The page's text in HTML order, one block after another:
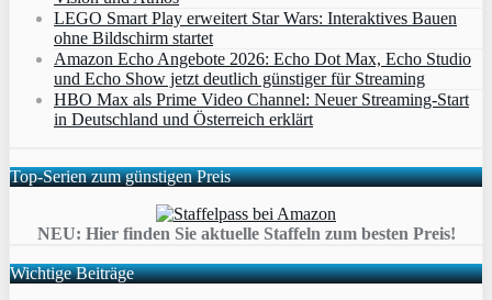
LEGO Smart Play erweitert Star Wars: Interaktives Bauen
ohne Bildschirm startet
Amazon Echo Angebote 2026: Echo Dot Max, Echo Studio
und Echo Show jetzt deutlich günstiger für Streaming
HBO Max als Prime Video Channel: Neuer Streaming‑Start
in Deutschland und Österreich erklärt
Top-Serien zum günstigen Preis
NEU: Hier finden Sie aktuelle Staffeln zum besten Preis!
Wichtige Beiträge